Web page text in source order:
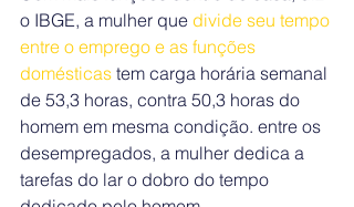
o IBGE, a mulher que divide seu tempo
entre o emprego e as funções
domésticas tem carga horária semanal
de 53,3 horas, contra 50,3 horas do
homem em mesma condição. entre os
desempregados, a mulher dedica a
tarefas do lar o dobro do tempo